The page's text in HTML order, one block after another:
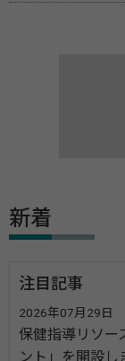
新着
注目記事
2026年07月29日
保健指導リソー
ント」を開設し